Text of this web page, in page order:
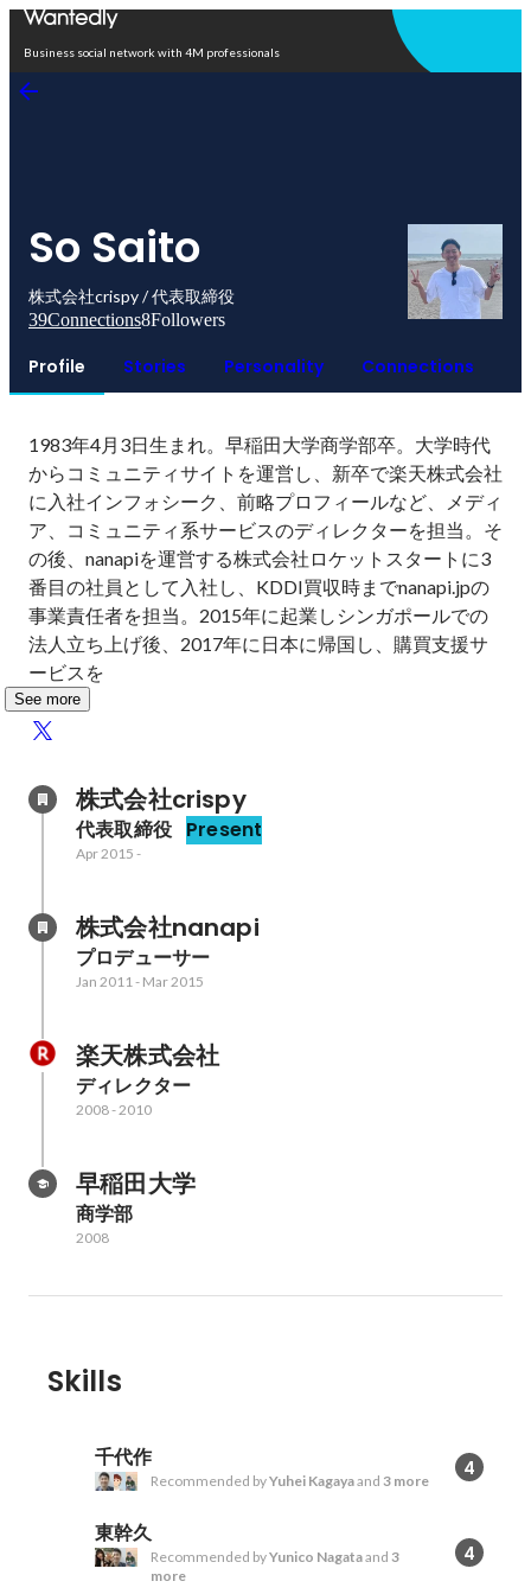
Business social network with 4M professionals
So Saito
株式会社crispy / 代表取締役
39Connections8Followers
Profile Stories Personality Connections
1983年4月3日生まれ。早稲田大学商学部卒。大学時代
からコミュニティサイトを運営し、新卒で楽天株式会社
に入社インフォシーク、前略プロフィールなど、メディ
ア、コミュニティ系サービスのディレクターを担当。そ
の後、nanapiを運営する株式会社ロケットスタートに3
番目の社員として入社し、KDDI買収時までnanapi.jpの
事業責任者を担当。2015年に起業しシンガポールでの
法人立ち上げ後、2017年に日本に帰国し、購買支援サ
ービスを
See more
株式会社crispy
代表取締役 Present
Apr 2015 -
株式会社nanapi
プロデューサー
Jan 2011- Mar 2015
楽天株式会社
ディレクター
2008-2010
早稲田大学
商学部
2008
Skills
千代作 4
Recommended byYuhei Kagayaand 3 more
東幹久
4
Recommended byYunico Nagataand 3
more